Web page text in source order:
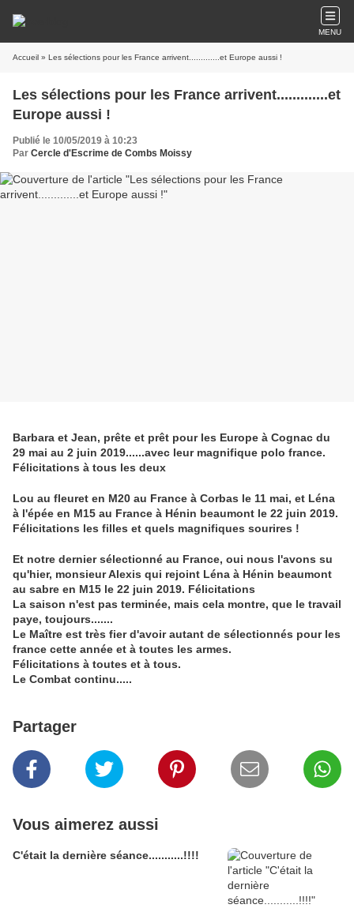
MENU
Accueil » Les sélections pour les France arrivent.............et Europe aussi !
Les sélections pour les France arrivent.............et
Europe aussi !
Publié le 10/05/2019 à 10:23
Par Cercle d'Escrime de Combs Moissy
Barbara et Jean, prête et prêt pour les Europe à Cognac du
29 mai au 2 juin 2019......avec leur magnifique polo france.
Félicitations à tous les deux
Lou au fleuret en M20 au France à Corbas le 11 mai, et Léna
à l'épée en M15 au France à Hénin beaumont le 22 juin 2019.
Félicitations les filles et quels magnifiques sourires !
Et notre dernier sélectionné au France, oui nous l'avons su
qu'hier, monsieur Alexis qui rejoint Léna à Hénin beaumont
au sabre en M15 le 22 juin 2019. Félicitations
La saison n'est pas terminée, mais cela montre, que le travail
paye, toujours.......
Le Maître est très fier d'avoir autant de sélectionnés pour les
france cette année et à toutes les armes.
Félicitations à toutes et à tous.
Le Combat continu.....
Partager
Vous aimerez aussi
C'était la dernière séance...........!!!!